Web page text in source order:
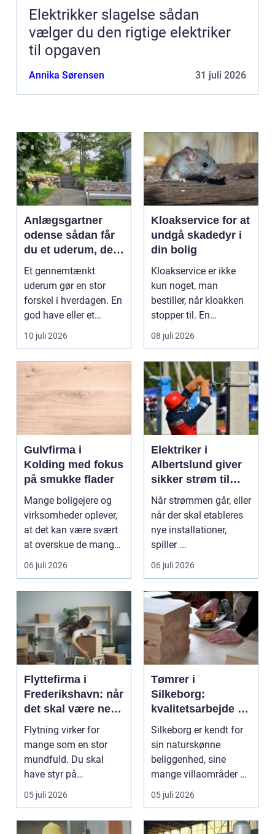
Elektrikker slagelse sådan
vælger du den rigtige elektriker
til opgaven
Annika Sørensen 31 juli 2026
Anlægsgartner
odense sådan får
du et uderum, der
holder i mange år
Et gennemtænkt
uderum gør en stor
forskel i hverdagen. En
god have eller et
velplejet fællesareal
gi...
10 juli 2026
Kloakservice for at
undgå skadedyr i
din bolig
Kloakservice er ikke
kun noget, man
bestiller, når kloakken
stopper til. En
systematisk gennem...
08 juli 2026
Gulvfirma i
Kolding med fokus
på smukke flader
Mange boligejere og
virksomheder oplever,
at det kan være svært
at overskue de mange
gul...
06 juli 2026
Elektriker i
Albertslund giver
sikker strøm til
danske boliger
Når strømmen går, eller
når der skal etableres
nye installationer,
spiller ...
06 juli 2026
Flyttefirma i
Frederikshavn: når
det skal være nemt
at komme videre
Flytning virker for
mange som en stor
mundfuld. Du skal
have styr på
nedpakning, tunge
l&oslas...
05 juli 2026
Tømrer i
Silkeborg:
kvalitetsarbejde til
overkommelige
priser
Silkeborg er kendt for
sin naturskønne
beliggenhed, sine
mange villaområder og
en bland...
05 juli 2026